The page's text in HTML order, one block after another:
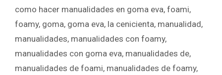
como hacer manualidades en goma eva, foami,
foamy, goma, goma eva, la cenicienta, manualidad,
manualidades, manualidades con foamy,
manualidades con goma eva, manualidades de,
manualidades de foami, manualidades de foamy,